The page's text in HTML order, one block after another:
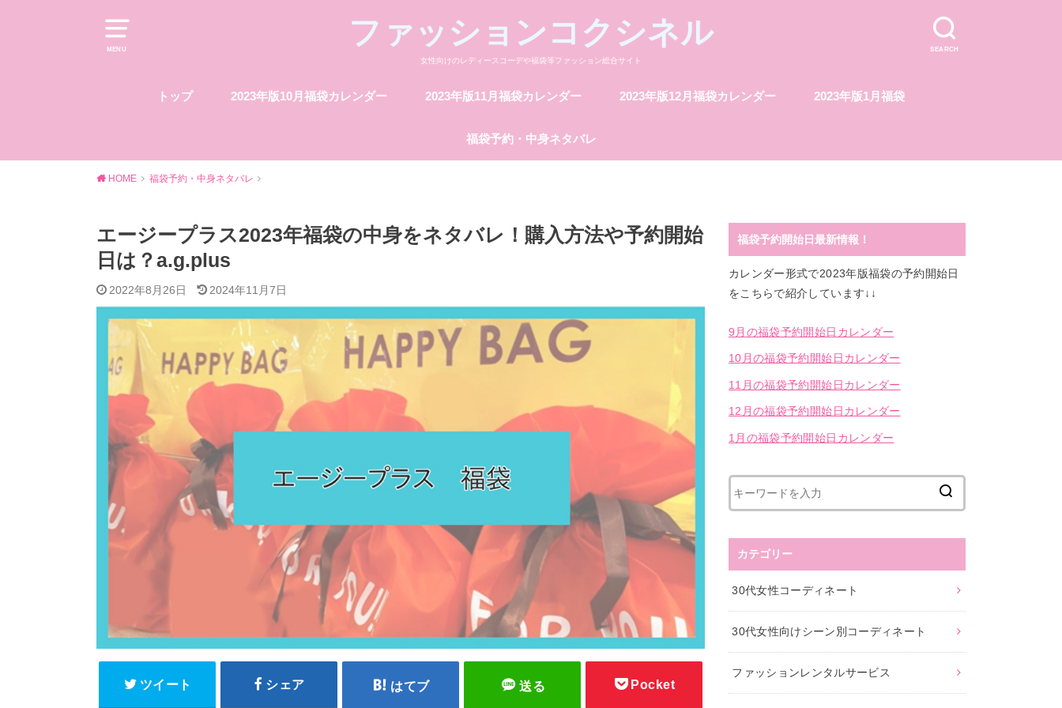
MENU SEARCH
ファッションコクシネル
女性向けのレディースコーデや福袋等ファッション総合サイト
トップ 2023年版10月福袋カレンダー 2023年版11月福袋カレンダー 2023年版12月福袋カレンダー 2023年版1月福袋
福袋予約・中身ネタバレ
HOME 福袋予約・中身ネタバレ
エージープラス2023年福袋の中身をネタバレ！購入方法や予約開始
日は？a.g.plus
2022年8月26日 2024年11月7日
ツイート シェア はてブ 送る Pocket
福袋予約開始日最新情報！
カレンダー形式で2023年版福袋の予約開始日
をこちらで紹介しています↓↓
9月の福袋予約開始日カレンダー
10月の福袋予約開始日カレンダー
11月の福袋予約開始日カレンダー
12月の福袋予約開始日カレンダー
1月の福袋予約開始日カレンダー
カテゴリー
30代女性コーディネート
30代女性向けシーン別コーディネート
ファッションレンタルサービス